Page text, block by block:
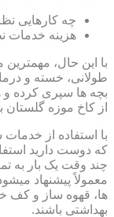
چه کارهایی
هزینه خدمات
با این حال،
طولانی، خسته و
بچه ها سپری کرده و
از کاخ موزه
با استفاده از
که دوست دارید
چند وقت یک بار به
معمولاً پیشنهاد
ها، قهوه ساز و کف
بهداشتی باشند.